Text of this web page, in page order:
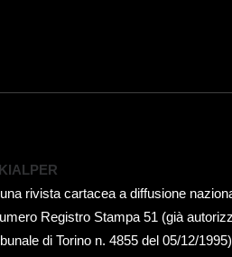
rivista cartacea a diffusione
Registro Stampa 51 (già
di Torino n. 4855 del 05/12/